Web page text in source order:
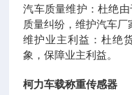
汽车质量维护：杜绝
质量纠纷，维护汽车厂
维护业主利益：杜绝
象，保障业主利益。
柯力车载称重传感器